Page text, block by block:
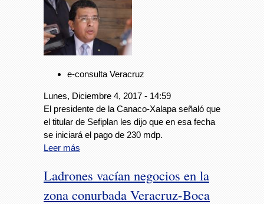
e-consulta Veracruz
Lunes, Diciembre 4, 2017 - 14:59
El presidente de la Canaco-Xalapa señaló que
el titular de Sefiplan les dijo que en esa fecha
se iniciará el pago de 230 mdp.
Leer más
Ladrones vacían negocios en la
zona conurbada Veracruz-Boca